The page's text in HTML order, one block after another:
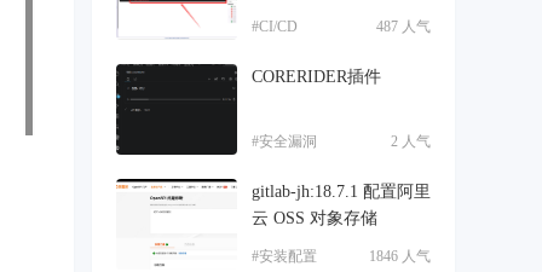
487 人气
#CI/CD
CORERIDER插件
2 人气
#安全漏洞
gitlab-jh:18.7.1 配置阿里
云 OSS 对象存储
1846 人气
#安装配置